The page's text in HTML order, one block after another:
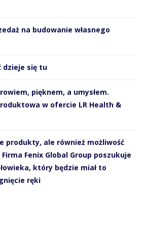
na budowanie własnego
dzieje się tu
pięknem, a umysłem.
w ofercie LR Health &
produkty, ale również możliwość
Fenix Global Group poszukuje
który będzie miał to
ręki